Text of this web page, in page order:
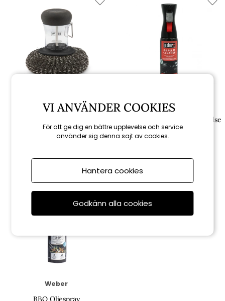
Weber Weber
Grillrengöring Q-serien & Pulse
Weber
BBQ Oljespray
VI ANVÄNDER COOKIES
För att ge dig en bättre upplevelse och service
använder sig denna sajt av cookies.
Hantera cookies
Godkänn alla cookies